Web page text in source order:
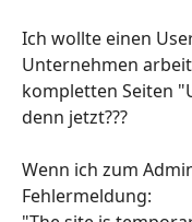
Ich wollte einen
Unternehmen
kompletten Seiten
denn jetzt???
Wenn ich zum
Fehlermeldung: